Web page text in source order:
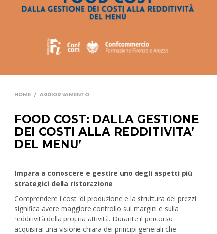
HOME / AGGIORNAMENTO
FOOD COST: DALLA GESTIONE
DEI COSTI ALLA REDDITIVITA’
DEL MENU’
Impara a conoscere e gestire uno degli aspetti più
strategici della ristorazione
Comprendere i costi di produzione e la struttura dei prezzi
significa avere maggiore controllo sui margini e sulla
redditività della propria attività. Durante il percorso
acquisirai una visione chiara dei principi generali che